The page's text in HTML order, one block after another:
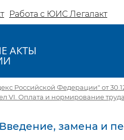
Работа с ЮИС Легалакт
АКТЫ
Российской Федерации" от
VI. Оплата и нормирование труда
Введение, замена и